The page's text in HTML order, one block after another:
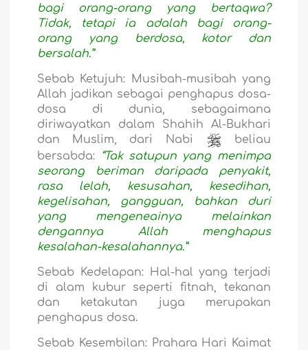
bagi orang-orang yang bertaqwa?
Tidak, tetapi ia adalah bagi orang-
orang yang berdosa, kotor dan
bersalah.”
Sebab Ketujuh: Musibah-musibah yang
Allah jadikan sebagai penghapus dosa-
dosa di dunia, sebagaimana
diriwayatkan dalam Shahih Al-Bukhari
dan Muslim, dari Nabi
beliau
bersabda:
“Tak satupun yang menimpa
seorang beriman daripada penyakit,
rasa lelah, kesusahan, kesedihan,
kegelisahan, gangguan, bahkan duri
yang mengeneainya melainkan
dengannya Allah menghapus
kesalahan-kesalahannya.”
Sebab Kedelapan: Hal-hal yang terjadi
di alam kubur seperti fitnah, tekanan
dan ketakutan juga merupakan
penghapus dosa.
Sebab Kesembilan: Prahara Hari Kaimat